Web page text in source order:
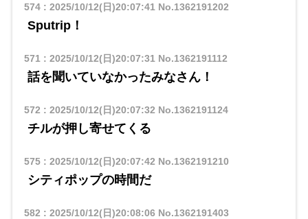
574: 2025/10/12(日)20:07:41 No.1362191202
Sputrip！
571 : 2025/10/12(日)20:07:31 No.1362191112
話を聞いていなかったみなさん！
572 : 2025/10/12(日)20:07:32 No.1362191124
チルが押し寄せてくる
575: 2025/10/12(日)20:07:42 No.1362191210
シティポップの時間だ
582 : 2025/10/12(日)20:08:06 No.1362191403